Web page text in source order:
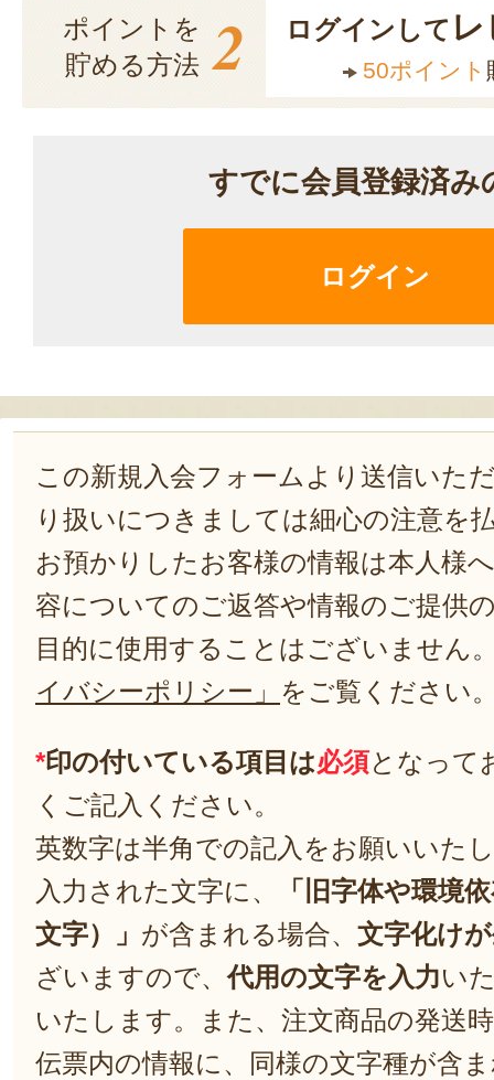
ポイントを
貯める方法 2 ログインして
50ポイント
すでに会員登録済み
ログイン
この新規入会フォームより送信いた
り扱いにつきましては細心の注意を
お預かりしたお客様の情報は本人様
容についてのご返答や情報のご提供
目的に使用することはございません
イバシーポリシー」 をご覧ください
*印の付いている項目は必須となって
くご記入ください。
英数字は半角での記入をお願いいた
入力された文字に、
「旧字体や環境
文字）」 が含まれる場合、 文字化け
ざいますので、代用の文字を入力い
いたします。また、注文商品の発送
伝票内の情報に、同様の文字種が含